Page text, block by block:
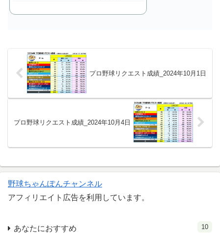
プロ野球リクエスト成績_2024年10月1日
プロ野球リクエスト成績_2024年10月4日
野球ちゃんぽんチャンネル
アフィリエイト広告を利用しています。
あなたにおすすめ 10